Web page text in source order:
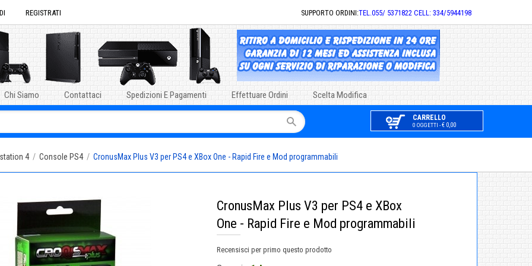
REGISTRATI SUPPORTO ORDINI:TEL.055/ 5371822 CELL: 334/5944198
Chi Siamo Contattaci Spedizioni E Pagamenti Effettuare Ordini Scelta Modifica
CARRELLO
0 OGGETTI -€ 0,00
4 / Console PS4 / CronusMax Plus V3 per PS4 e XBox One - Rapid Fire e Mod programmabili
CronusMax Plus V3 per PS4 e XBox
One - Rapid Fire e Mod programmabili
Recensisci per primo questo prodotto